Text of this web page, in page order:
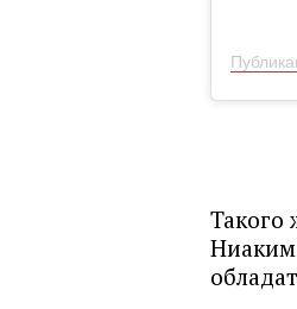
Такого
Ниаким